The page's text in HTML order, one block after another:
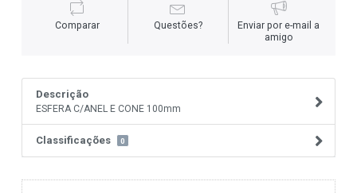
Comparar Questões?
Enviar por e-mail a
amigo
Descrição
ESFERA C/ANEL E CONE 100mm
Classificações 0